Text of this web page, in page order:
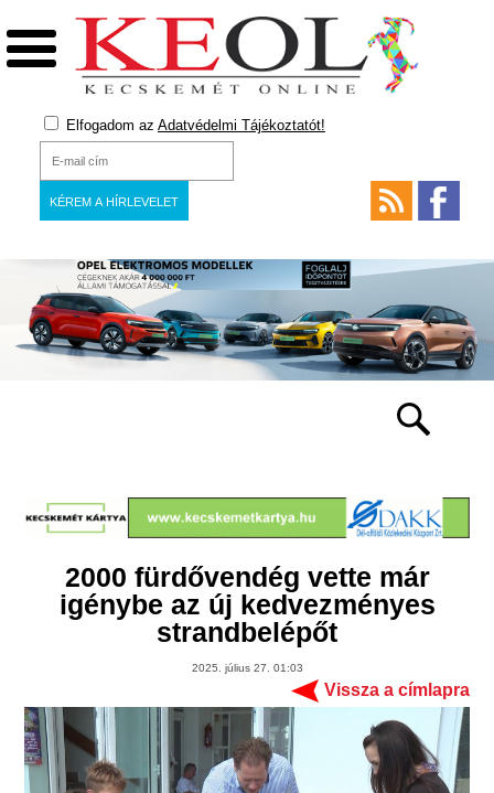
Elfogadom az Adatvédelmi Tájékoztatót!
2000 fürdővendég vette már
igénybe az új kedvezményes
strandbelépőt
2025. július 27. 01:03
Vissza a címlapra